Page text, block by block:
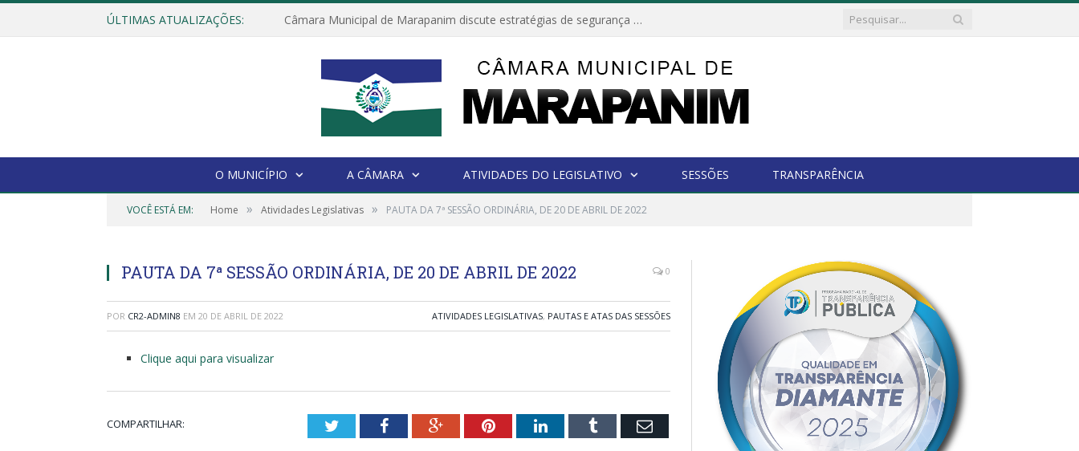
ÚLTIMAS ATUALIZAÇÕES: Câmara Municipal de Marapanim discute estratégias de segurança com autoridades e poder executivo
O MUNICÍPIO A CÂMARA ATIVIDADES DO LEGISLATIVO SESSÕES TRANSPARÊNCIA
VOCÊ ESTÁ EM: Home » Atividades Legislativas » PAUTA DA 7ª SESSÃO ORDINÁRIA, DE 20 DE ABRIL DE 2022
PAUTA DA 7ª SESSÃO ORDINÁRIA, DE 20 DE ABRIL DE 2022 0
POR CR2-ADMIN8 EM 20 DE ABRIL DE 2022 ATIVIDADES LEGISLATIVAS, PAUTAS E ATAS DAS SESSÕES
Clique aqui para visualizar
COMPARTILHAR: TwitterFacebookGoogle+PinterestLinkedInTumblr Email